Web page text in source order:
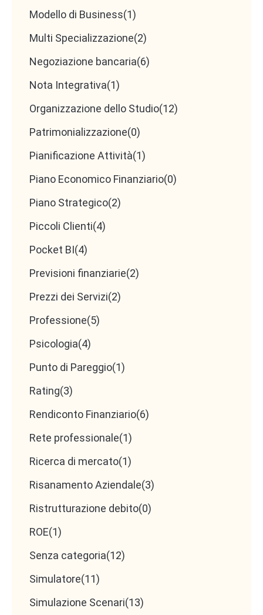
e semplificata
Predisposizione bilanci e dichiarazioni fiscali
Gestione pratiche camerali e fiscali online
Supporto nell’analisi di bilancio e nel controllo
Redazione di report sintetici per i clienti
Requisiti richiesti
Esperienza di almeno 2 anni in Studio
professionale
Conoscenza aggiornata di contabilità e
Dimestichezza con software gestionali
(preferibilmente cloud) e portali telematici
Attitudine alproblem solving
Interesse a sviluppare nuove competenze
(es. finanza aziendale, agevolazioni, controllo
di gestione)
Plus graditi
Capacità di utilizzare strumenti di
o applicazioni diintelligenza artificiale
imprese
Cosa offriamo
Modello di Business(1)
Multi Specializzazione(2)
Negoziazione bancaria(6)
Nota Integrativa(1)
Organizzazione dello Studio(12)
Patrimonializzazione(0)
Pianificazione Attività(1)
Piano Economico Finanziario(0)
Piano Strategico(2)
Piccoli Clienti(4)
Pocket BI(4)
Previsioni finanziarie(2)
Prezzi dei Servizi(2)
Professione(5)
Psicologia(4)
Punto di Pareggio(1)
Rating(3)
Rendiconto Finanziario(6)
Rete professionale(1)
Ricerca di mercato(1)
Risanamento Aziendale(3)
Ristrutturazione debito(0)
ROE(1)
Senza categoria(12)
Simulatore(11)
Simulazione Scenari(13)